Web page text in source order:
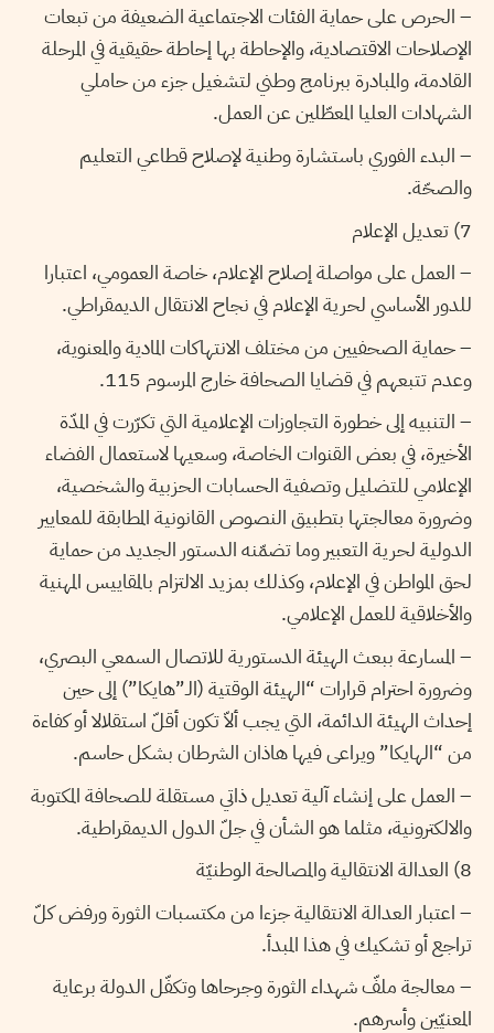
– الحرص على حماية الفئات الاجتماعية الضعيفة من تبعات
الإصلاحات الاقتصادية، والإحاطة بها إحاطة حقيقية في المرحلة
القادمة، والمبادرة ببرنامج وطني لتشغيل جزء من حاملي
الشهادات العليا المعطّلين عن العمل.
– البدء الفوري باستشارة وطنية لإصلاح قطاعي التعليم
والصحّة.
7) تعديل الإعلام
– العمل على مواصلة إصلاح الإعلام، خاصة العمومي، اعتبارا
للدور الأساسي لحرية الإعلام في نجاح الانتقال الديمقراطي.
– حماية الصحفيين من مختلف الانتهاكات المادية والمعنوية،
وعدم تتبعهم في قضايا الصحافة خارج المرسوم 115.
– التنبيه إلى خطورة التجاوزات الإعلامية التي تكرّرت في المدّة
الأخيرة، في بعض القنوات الخاصة، وسعيها لاستعمال الفضاء
الإعلامي للتضليل وتصفية الحسابات الحزبية والشخصية،
وضرورة معالجتها بتطبيق النصوص القانونية المطابقة للمعايير
الدولية لحرية التعبير وما تضمّنه الدستور الجديد من حماية
لحق المواطن في الإعلام، وكذلك بمزيد الالتزام بالمقاييس المهنية
والأخلاقية للعمل الإعلامي.
– المسارعة ببعث الهيئة الدستورية للاتصال السمعي البصري،
وضرورة احترام قرارات “الهيئة الوقتية (الـ”هايكا”) إلى حين
إحداث الهيئة الدائمة، التي يجب ألاّ تكون أقلّ استقلالا أو كفاءة
من “الهايكا” ويراعى فيها هاذان الشرطان بشكل حاسم.
– العمل على إنشاء آلية تعديل ذاتي مستقلة للصحافة المكتوبة
والالكترونية، مثلما هو الشأن في جلّ الدول الديمقراطية.
8) العدالة الانتقالية والمصالحة الوطنيّة
– اعتبار العدالة الانتقالية جزءا من مكتسبات الثورة ورفض كلّ
تراجع أو تشكيك في هذا المبدأ.
– معالجة ملفّ شهداء الثورة وجرحاها وتكفّل الدولة برعاية
المعنيّين وأسرهم.